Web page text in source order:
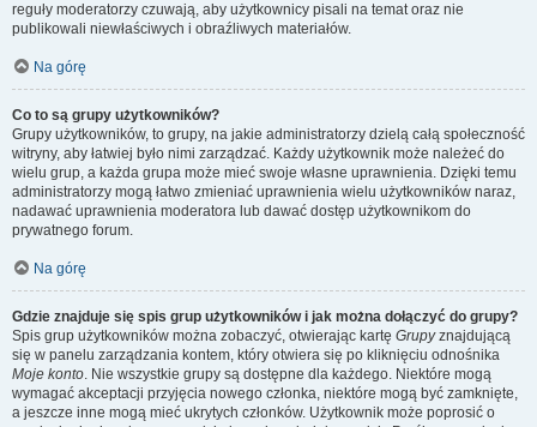
reguły moderatorzy czuwają, aby użytkownicy pisali na temat oraz nie
publikowali niewłaściwych i obraźliwych materiałów.
Na górę
Co to są grupy użytkowników?
Grupy użytkowników, to grupy, na jakie administratorzy dzielą całą społeczność
witryny, aby łatwiej było nimi zarządzać. Każdy użytkownik może należeć do
wielu grup, a każda grupa może mieć swoje własne uprawnienia. Dzięki temu
administratorzy mogą łatwo zmieniać uprawnienia wielu użytkowników naraz,
nadawać uprawnienia moderatora lub dawać dostęp użytkownikom do
prywatnego forum.
Na górę
Gdzie znajduje się spis grup użytkowników i jak można dołączyć do grupy?
Spis grup użytkowników można zobaczyć, otwierając kartę Grupyznajdującą
się w panelu zarządzania kontem, który otwiera się po kliknięciu odnośnika
Moje konto. Nie wszystkie grupy są dostępne dla każdego. Niektóre mogą
wymagać akceptacji przyjęcia nowego członka, niektóre mogą być zamknięte,
a jeszcze inne mogą mieć ukrytych członków. Użytkownik może poprosić o